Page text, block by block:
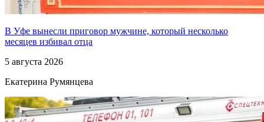
В Уфе вынесли приговор мужчине, который несколько
месяцев избивал отца
5 августа 2026
Екатерина Румянцева